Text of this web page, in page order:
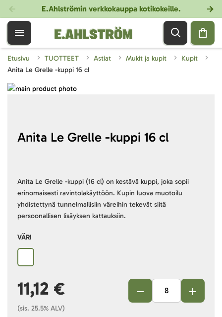
E.Ahlströmin verkkokauppa kotikokeille.
Etusivu TUOTTEET Astiat Mukit ja kupit
Kupit
Anita Le Grelle -kuppi 16 cl
Anita Le Grelle -kuppi 16 cl
Anita Le Grelle -kuppi (16 cl) on kestävä kuppi, joka sopii
erinomaisesti ravintolakäyttöön. Kupin luova muotoilu
yhdistettynä tunnelmallisiin väreihin tekevät siitä
persoonallisen lisäyksen kattauksiin.
VÄRI
11,12 €
(sis. 25.5% ALV)
Skip
beginning
gallery